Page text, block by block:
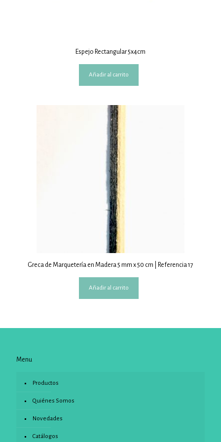
Espejo Rectangular 5x4cm
Añadir al carrito
Greca de Marquetería en Madera 5 mm x 50 cm | Referencia 17
Añadir al carrito
Menu
Productos
Quiénes Somos
Novedades
Catálogos